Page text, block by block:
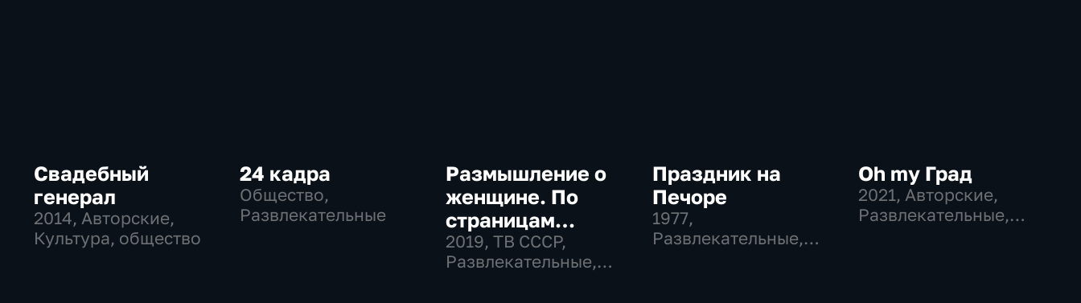
Свадебный
генерал
2014, Авторские,
Культура, общество
24 кадра
Общество,
Развлекательные
Размышление о
женщине. По
страницам
советского
телевидения
2019, ТВ СССР,
Развлекательные,
Праздник на
Печоре
1977,
Развлекательные,
Oh my Град
2021, Авторские,
Развлекательные,